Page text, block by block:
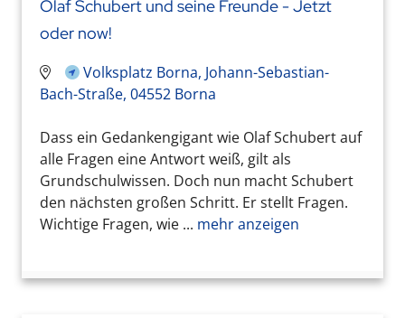
Olaf Schubert und seine Freunde - Jetzt
oder now!
Volksplatz Borna, Johann-Sebastian-
Bach-Straße, 04552 Borna
Dass ein Gedankengigant wie Olaf Schubert auf
alle Fragen eine Antwort weiß, gilt als
Grundschulwissen. Doch nun macht Schubert
den nächsten großen Schritt. Er stellt Fragen.
Wichtige Fragen, wie ... mehr anzeigen